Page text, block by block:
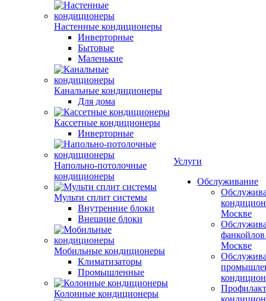
Настенные кондиционеры
Инверторные
Бытовые
Маленькие
Канальные кондиционеры
Для дома
Кассетные кондиционеры
Инверторные
Напольно-потолочные
кондиционеры
Мульти сплит системы
Внутренние блоки
Внешние блоки
Мобильные кондиционеры
Климатизаторы
Промышленные
Колонные кондиционеры
Услуги
Обслуживание
Москве
Москве